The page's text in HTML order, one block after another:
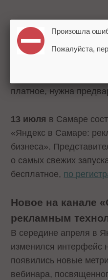
12-13 июляв Санкт-
двухдневный
Он будет полезен тем,
платное, нужна
13 июля в Самаре
«Яндекс в Самаре:
бизнеса».
о самых свежих
бесплатное, по
Новое на канале
рекламным
В середине апреля в
изменился интерфейс
появились новые
вебинара,
Произошла
Пожалуйста,